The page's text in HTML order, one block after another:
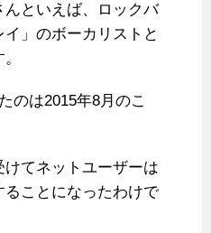
といえば、ロックバ
」のボーカリストと
のは2015年8月のこ
てネットユーザーは
ことになったわけで